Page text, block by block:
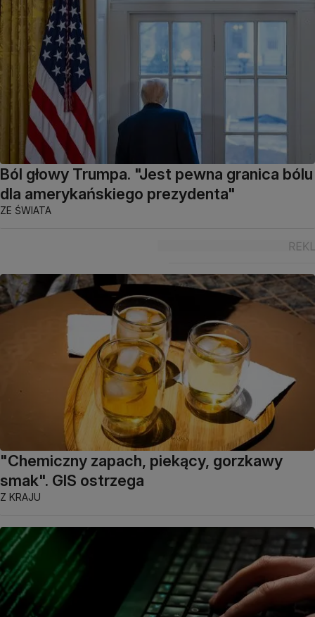
Ból głowy Trumpa. "Jest pewna granica bólu
dla amerykańskiego prezydenta"
ZE ŚWIATA
"Chemiczny zapach, piekący, gorzkawy
smak". GIS ostrzega
Z KRAJU